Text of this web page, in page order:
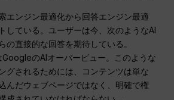
エンジン最適化から回答エンジン最適
している。ユーザーは今、次のようなAI
の直接的な回答を期待している。
GoogleのAIオーバービュー。このような
グされるためには、コンテンツは単な
んだウェブページではなく、明確で権